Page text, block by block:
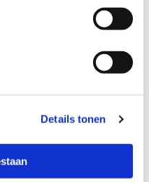
Details tonen
dat al lang actief is
Door de jaren heen